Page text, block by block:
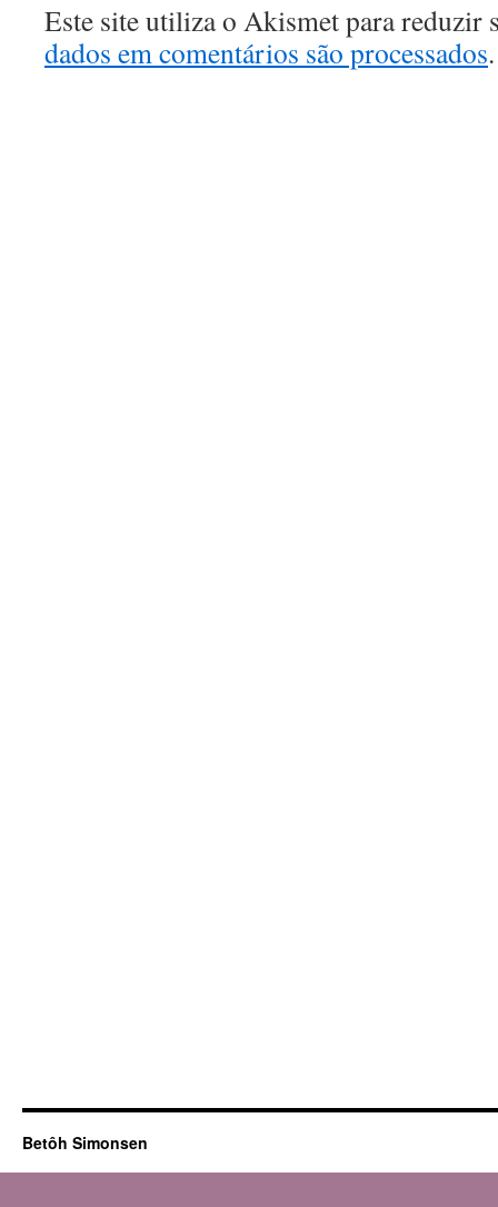
Este site utiliza o Akismet para reduzir
dados em comentários são processados.
Betôh Simonsen